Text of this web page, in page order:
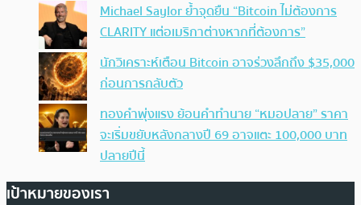
Michael Saylor ย้ำจุดยืน “Bitcoin ไม่ต้องการ
CLARITY แต่อเมริกาต่างหากที่ต้องการ”
นักวิเคราะห์เตือน Bitcoin อาจร่วงลึกถึง $35,000
ก่อนการกลับตัว
ทองคำพุ่งแรง ย้อนคำทำนาย “หมอปลาย” ราคา
จะเริ่มขยับหลังกลางปี 69 อาจแตะ 100,000 บาท
ปลายปีนี้
เป้าหมายของเรา